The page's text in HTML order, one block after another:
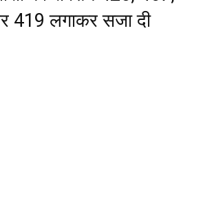
419 लगाकर सजा दी